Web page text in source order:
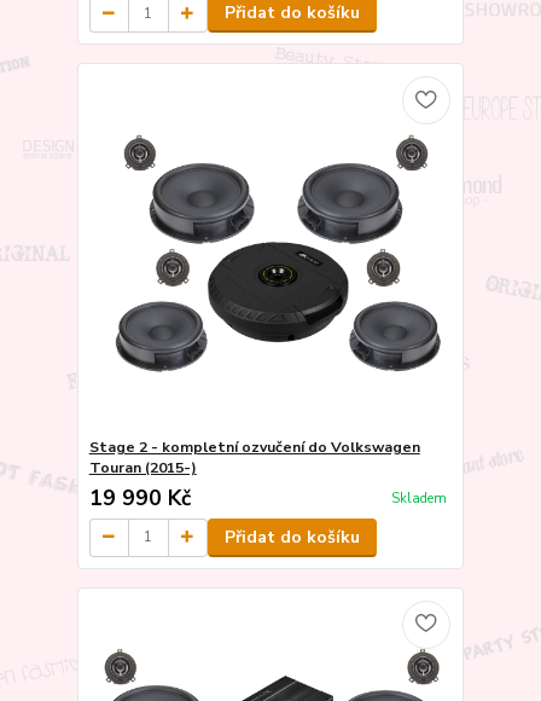
Přidat do košíku
Stage 2 - kompletní ozvučení do Volkswagen
Touran (2015-)
19 990 Kč Skladem
Přidat do košíku